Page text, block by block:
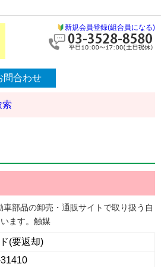
新規会員登録(組合員になる)
問合わせ
索
部品の卸売・通販サイトで取り扱う自
ます。触媒
(要返却)